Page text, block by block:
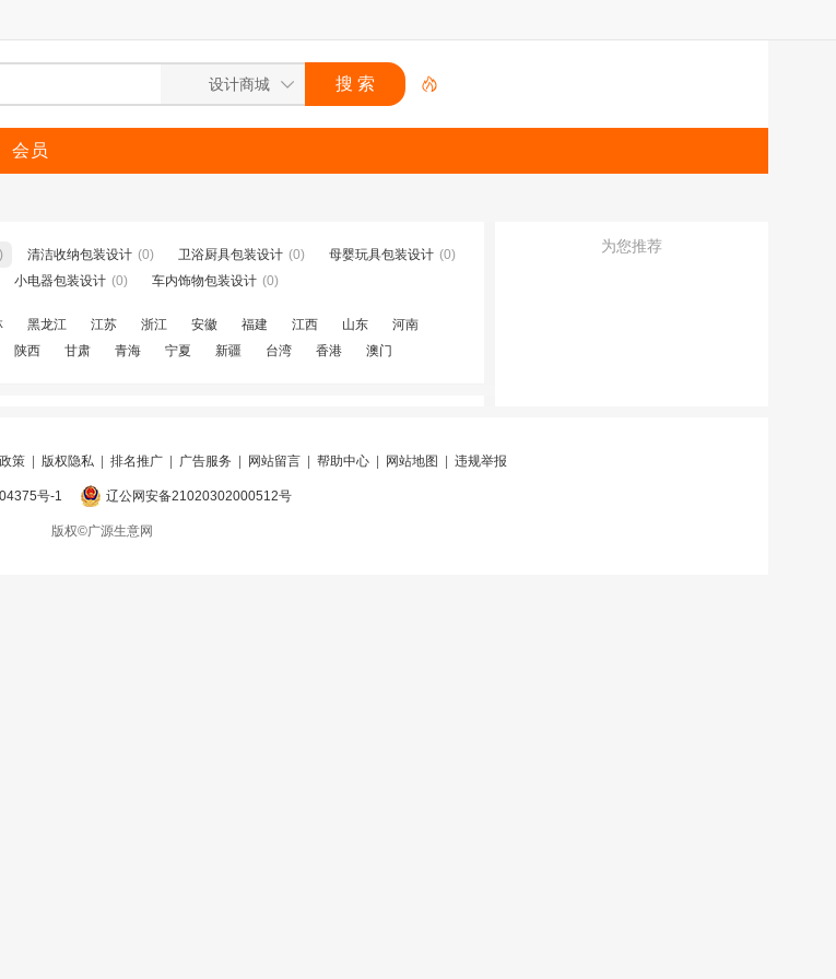
会员
清洁收纳包装设计 (0) 卫浴厨具包装设计 (0) 母婴玩具包装设计 (0)
小电器包装设计 (0) 车内饰物包装设计 (0)
黑龙江 江苏 浙江 安徽 福建 江西 山东
河南
陕西 甘肃 青海 宁夏 新疆 台湾 香港 澳门
为您推荐
策| 版权隐私| 排名推广| 广告服务 网站留言| 帮助中心| 网站地图 违规举报
号-1 辽公网安备21020302000512号
版权©广源生意网